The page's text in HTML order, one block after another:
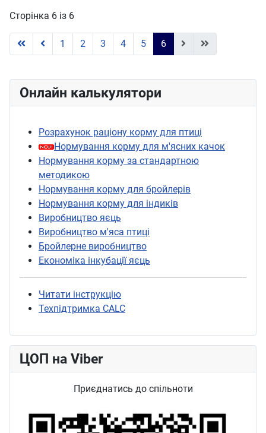
Сторінка 6 із 6
1 2 3 4 5 6
Онлайн калькулятори
Розрахунок раціону корму для птиці
Нормування корму для м'ясних качок
Нормування корму за стандартною
методикою
Нормування корму для бройлерів
Нормування корму для індиків
Виробництво яєць
Виробництво м'яса птиці
Бройлерне виробництво
Економіка інкубації яєць
Читати інструкцію
Техпідтримка CALC
ЦОП на Viber
Приєднатись до спільноти